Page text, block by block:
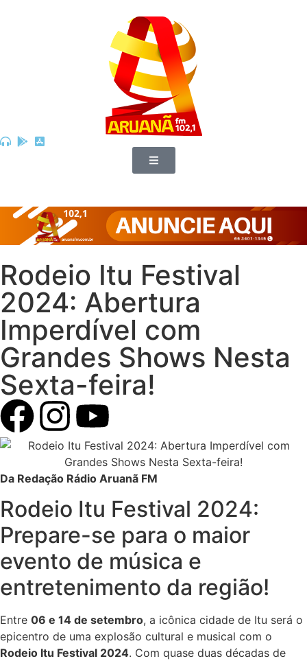
Rodeio Itu Festival
2024: Abertura
Imperdível com
Grandes Shows Nesta
Sexta-feira!
Da Redação Rádio Aruanã FM
Rodeio Itu Festival 2024:
Prepare-se para o maior
evento de música e
entretenimento da região!
Entre 06 e 14 de setembro, a icônica cidade de Itu será o
epicentro de uma explosão cultural e musical com o
Rodeio Itu Festival 2024. Com quase duas décadas de